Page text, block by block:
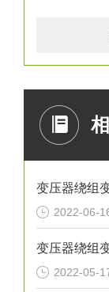
2022-06-
变压器绕组
2022-05-